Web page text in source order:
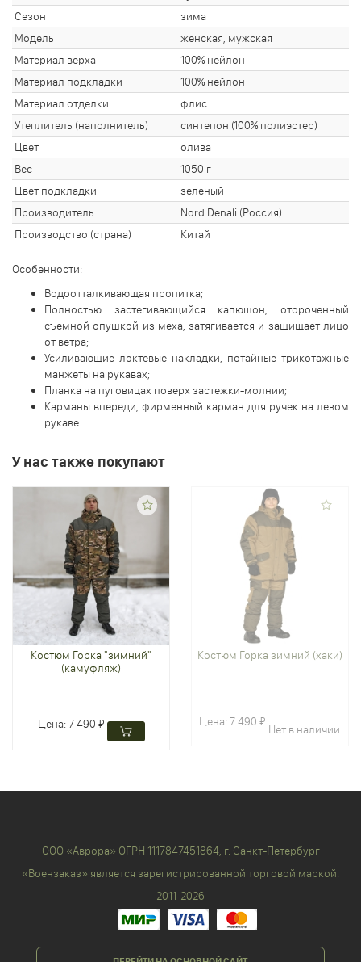
Сезон
зима
Модель
женская, мужская
Материал верха
100% нейлон
Материал подкладки
100% нейлон
Материал отделки
флис
Утеплитель (наполнитель)
синтепон (100% полиэстер)
Цвет
олива
Вес
1050 г
Цвет подкладки
зеленый
Производитель
Nord Denali (Россия)
Производство (страна)
Китай
Особенности:
Водоотталкивающая пропитка;
Полностью застегивающийся капюшон, отороченный
съемной опушкой из меха, затягивается и защищает лицо
от ветра;
Усиливающие локтевые накладки, потайные трикотажные
манжеты на рукавах;
Планка на пуговицах поверх застежки-молнии;
Карманы впереди, фирменный карман для ручек на левом
рукаве.
У нас также покупают
Костюм Горка "зимний"
(камуфляж)
Цена:7 490 ₽
Костюм Горка зимний (хаки)
Цена:7 490 ₽
Нет в наличии
ООО «Аврора» ОГРН 1117847451864, г. Санкт-Петербург
«Воензаказ» является зарегистрированной торговой маркой.
2011-2026